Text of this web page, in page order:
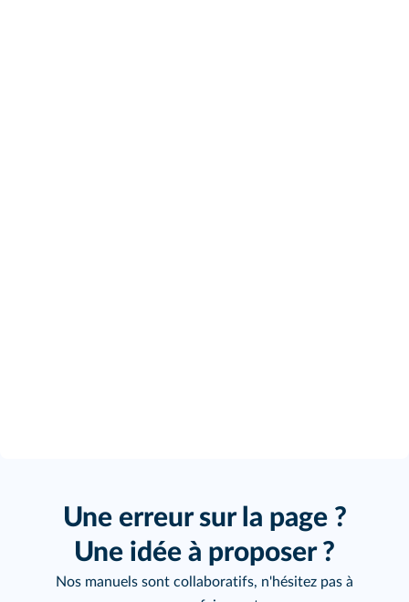
Une erreur sur la page ?
Une idée à proposer ?
Nos manuels sont collaboratifs, n'hésitez pas à